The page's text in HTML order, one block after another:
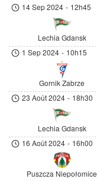
14 Sep 2024 - 12h45
Lechia Gdansk
1 Sep 2024 - 10h15
Gornik Zabrze
23 Août 2024 - 18h30
Lechia Gdansk
16 Août 2024 - 16h00
Puszcza Niepołomice